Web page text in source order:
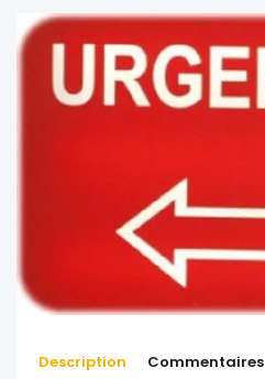
Description Commentaires